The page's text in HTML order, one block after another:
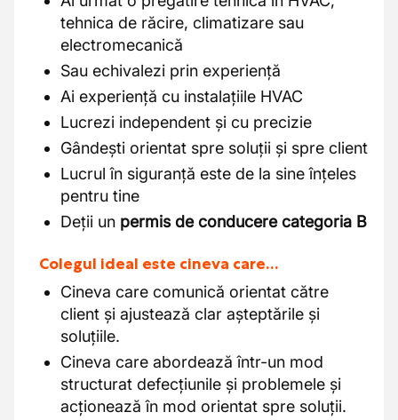
tehnica de răcire, climatizare sau
electromecanică
Sau echivalezi prin experiență
Ai experiență cu instalațiile HVAC
Lucrezi independent și cu precizie
Gândești orientat spre soluții și spre client
Lucrul în siguranță este de la sine înțeles
pentru tine
Deții un permis de conducere categoria B
Colegul ideal este cineva care…
Cineva care comunică orientat către
client și ajustează clar așteptările și
soluțiile.
Cineva care abordează într-un mod
structurat defecțiunile și problemele și
acționează în mod orientat spre soluții.